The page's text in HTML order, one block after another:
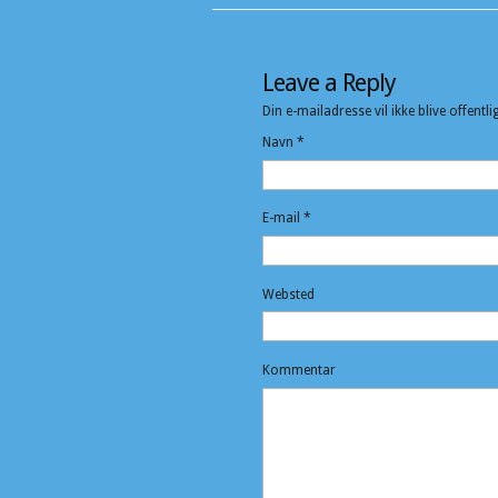
Leave a Reply
Din e-mailadresse vil ikke blive
Navn *
E-mail *
Websted
Kommentar